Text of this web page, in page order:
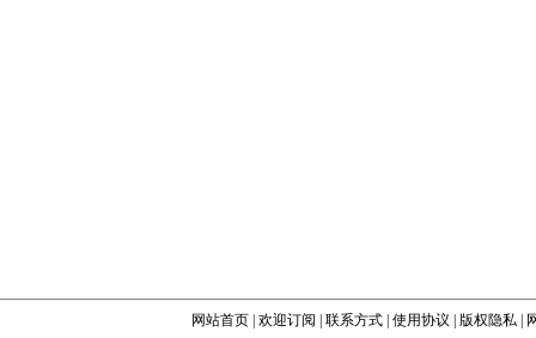
网站首页| 欢迎订阅 联系方式| 使用协议 版权隐私|